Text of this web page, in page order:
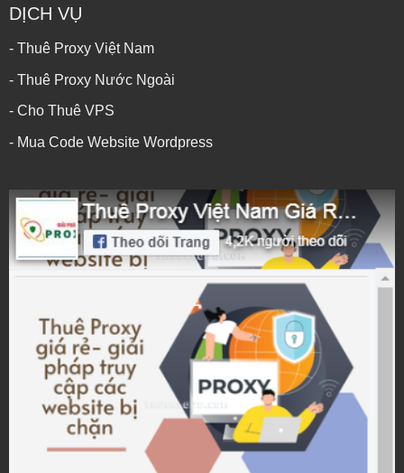
DỊCH VỤ
- Thuê Proxy Việt Nam
- Thuê Proxy Nước Ngoài
- Cho Thuê VPS
- Mua Code Website Wordpress